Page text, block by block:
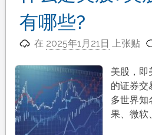
有哪些?
在 2025年1月21日 上张贴
美股，即
的证券交
多世界知
果、微软